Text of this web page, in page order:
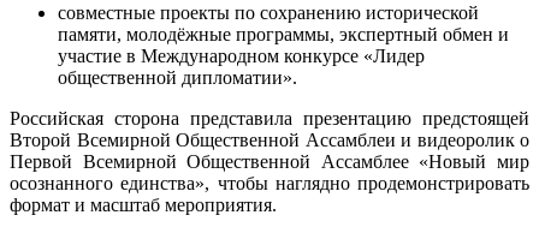
совместные проекты по сохранению исторической
памяти, молодёжные программы, экспертный обмен и
участие в Международном конкурсе «Лидер
общественной дипломатии».
Российская сторона представила презентацию предстоящей
Второй Всемирной Общественной Ассамблеи и видеоролик о
Первой Всемирной Общественной Ассамблее «Новый мир
осознанного единства», чтобы наглядно продемонстрировать
формат и масштаб мероприятия.